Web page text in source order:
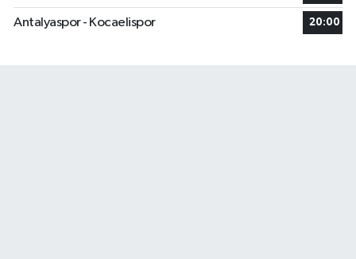
Antalyaspor - Kocaelispor 20:00